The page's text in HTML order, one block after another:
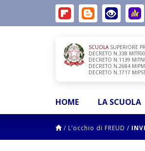
SCUOLASUPERIORE
DECRETO N.338
DECRETO N.1139
DECRETO N.2684
DECRETO N.1717
HOME LA SCUOLA
/ L’occhio di FREUD /